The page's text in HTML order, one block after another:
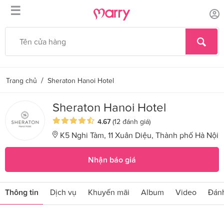
☰
Trang chủ / Sheraton Hanoi Hotel
Sheraton Hanoi Hotel
4.67 (12 đánh giá)
K5 Nghi Tàm, 11 Xuân Diệu, Thành phố Hà Nội
Nhận báo giá
Thông tin Dịch vụ Khuyến mãi Album Video